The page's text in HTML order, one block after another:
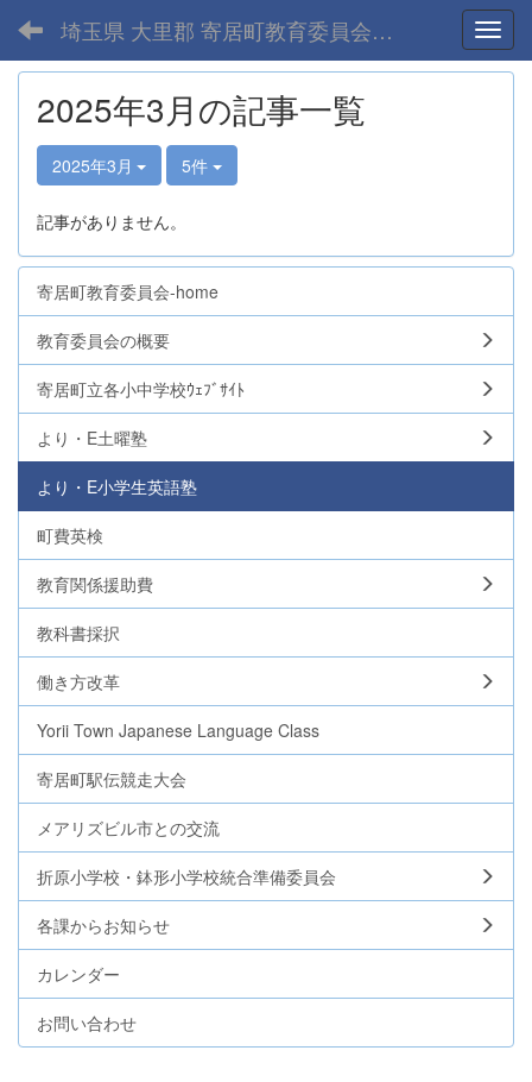
埼玉県 大里郡 寄居町教育委員会-home
2025年3月の記事一覧
2025年3月 5件
記事がありません。
寄居町教育委員会-home
教育委員会の概要
寄居町立各小中学校ｳｪﾌﾞｻｲﾄ
より・E土曜塾
より・E小学生英語塾
町費英検
教育関係援助費
教科書採択
働き方改革
Yorii Town Japanese Language Class
寄居町駅伝競走大会
メアリズビル市との交流
折原小学校・鉢形小学校統合準備委員会
各課からお知らせ
カレンダー
お問い合わせ